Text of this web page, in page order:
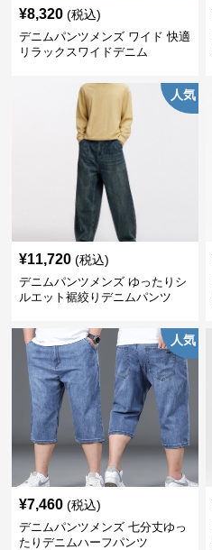
¥8,320 (税込)
デニムパンツメンズ ワイド 快適
リラックスワイドデニム
人気
¥11,720 (税込)
デニムパンツメンズ ゆったりシ
ルエット裾絞りデニムパンツ
人気
¥7,460 (税込)
デニムパンツメンズ 七分丈ゆっ
たりデニムハーフパンツ